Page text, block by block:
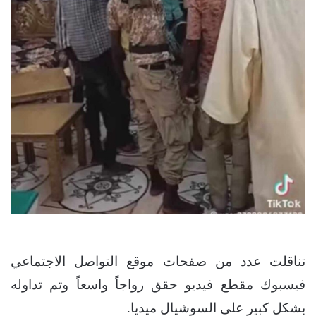
تناقلت عدد من صفحات موقع التواصل الاجتماعي
فيسبوك مقطع فيديو حقق رواجاً واسعاً وتم تداوله
بشكل كبير على السوشيال ميديا.